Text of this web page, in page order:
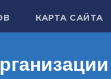
КАРТА САЙТА